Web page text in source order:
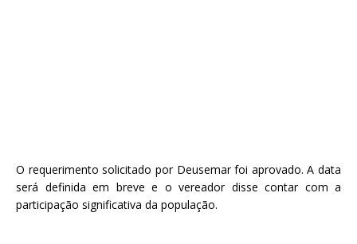
O requerimento solicitado por Deusemar foi aprovado. A data
será definida em breve e o vereador disse contar com a
participação significativa da população.